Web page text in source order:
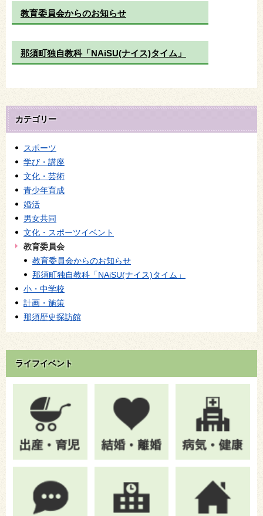
教育委員会からのお知らせ
那須町独自教科「NAiSU(ナイス)タイム」
カテゴリー
スポーツ
学び・講座
文化・芸術
青少年育成
婚活
男女共同
文化・スポーツイベント
教育委員会
教育委員会からのお知らせ
那須町独自教科「NAiSU(ナイス)タイム」
小・中学校
計画・施策
那須歴史探訪館
ライフイベント